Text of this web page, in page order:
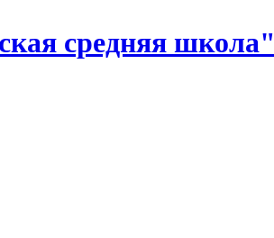
средняя школа"